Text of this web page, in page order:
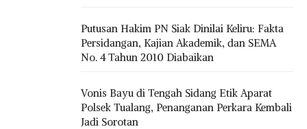
Putusan Hakim PN Siak Dinilai Keliru: Fakta
Persidangan, Kajian Akademik, dan SEMA
No. 4 Tahun 2010 Diabaikan
Vonis Bayu di Tengah Sidang Etik Aparat
Polsek Tualang, Penanganan Perkara Kembali
Jadi Sorotan